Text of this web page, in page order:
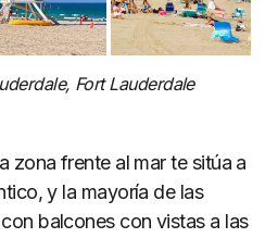
Fort Lauderdale
zona frente al mar te sitúa a
y la mayoría de las
balcones con vistas a las